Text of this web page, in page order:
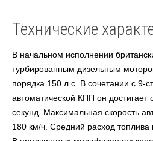
Технические
В начальном исполнении
турбированным дизельным
порядка 150 л.с. В сочетании с 9-
автоматической КПП он достигает
секунд. Максимальная скорость
180 км/ч. Средний расход топлива